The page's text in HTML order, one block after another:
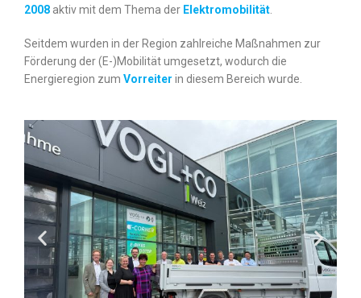
2008 aktiv mit dem Thema der Elektromobilität.
Seitdem wurden in der Region zahlreiche Maßnahmen zur
Förderung der (E-)Mobilität umgesetzt, wodurch die
Energieregion zum Vorreiter in diesem Bereich wurde.